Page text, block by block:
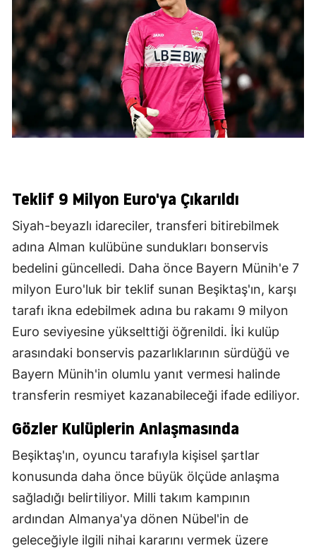
Teklif 9 Milyon Euro'ya Çıkarıldı
Siyah-beyazlı idareciler, transferi bitirebilmek
adına Alman kulübüne sundukları bonservis
bedelini güncelledi. Daha önce Bayern Münih'e 7
milyon Euro'luk bir teklif sunan Beşiktaş'ın, karşı
tarafı ikna edebilmek adına bu rakamı 9 milyon
Euro seviyesine yükselttiği öğrenildi. İki kulüp
arasındaki bonservis pazarlıklarının sürdüğü ve
Bayern Münih'in olumlu yanıt vermesi halinde
transferin resmiyet kazanabileceği ifade ediliyor.
Gözler Kulüplerin Anlaşmasında
Beşiktaş'ın, oyuncu tarafıyla kişisel şartlar
konusunda daha önce büyük ölçüde anlaşma
sağladığı belirtiliyor. Milli takım kampının
ardından Almanya'ya dönen Nübel'in de
geleceğiyle ilgili nihai kararını vermek üzere